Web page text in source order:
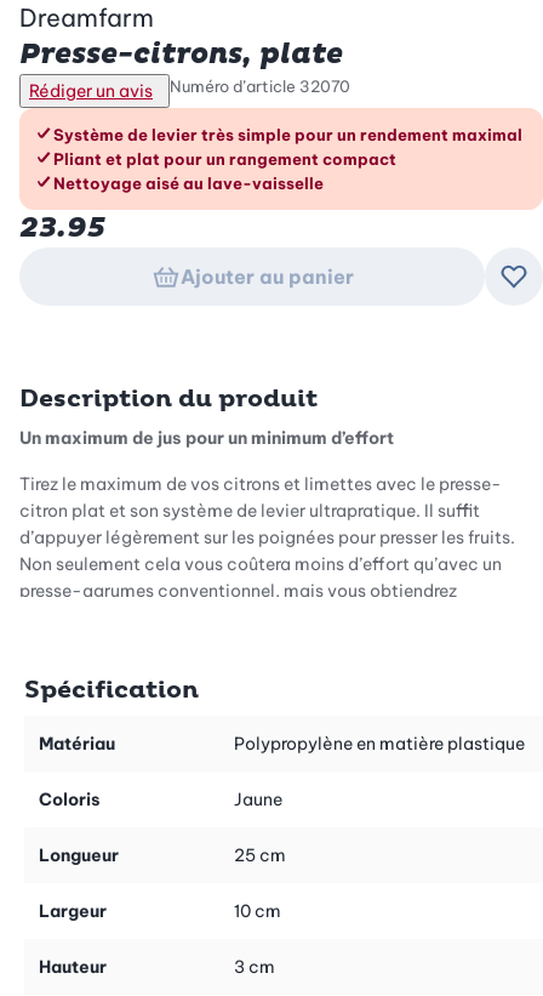
Dreamfarm
Presse-citrons, plate
Rédiger un avis Numéro d’article 32070
Les avantages en un coup d’œil
Système de levier très simple pour un rendement maximal
Pliant et plat pour un rangement compact
Nettoyage aisé au lave-vaisselle
23.95
Ajouter au panier
Description du produit
Un maximum de jus pour un minimum d’effort
Tirez le maximum de vos citrons et limettes avec le presse-
citron plat et son système de levier ultrapratique. Il suffit
d’appuyer légèrement sur les poignées pour presser les fruits.
Non seulement cela vous coûtera moins d’effort qu’avec un
presse-agrumes conventionnel, mais vous obtiendrez
Maniement simple et commode
forces est très léger et son utilisation est intuitive. Grâce au
deux mains, presser les agrumes devient simple comme bonjour,
vous convaincre par la simplicité de cet appareil et par de
Spécification
Matériau Polypropylène en matière plastique
Coloris Jaune
Longueur 25 cm
Largeur 10 cm
Hauteur 3 cm